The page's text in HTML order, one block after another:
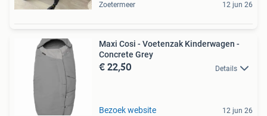
Zoetermeer 12 jun 26
Maxi Cosi - Voetenzak Kinderwagen -
Concrete Grey
€ 22,50 Details
Bezoek website 12 jun 26